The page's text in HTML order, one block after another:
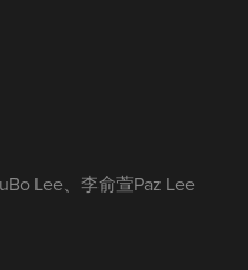
Lee、李俞萱Paz Lee